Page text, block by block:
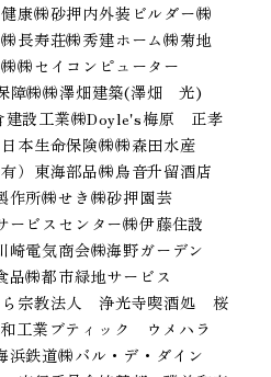
康㈱砂押内外装 ビルダー㈱
㈱長寿荘㈱秀建ホーム㈱菊地
㈱セイコンピューター
障㈱㈱澤畑建築(澤畑 光)
建設工業㈱Doyle's梅原 正孝
日本生命保険㈱㈱森田水産
） 東海部品㈱鳥音升留酒店
作所㈱せき㈱砂押園芸
ービスセンター㈱伊藤住設
崎電気商会㈱海野ガーデン
品㈱都市緑地サービス
宗教法人 浄光寺喫酒処 桜
工業ブティック ウメハラ
浜鉄道㈱バル・デ・ダイン